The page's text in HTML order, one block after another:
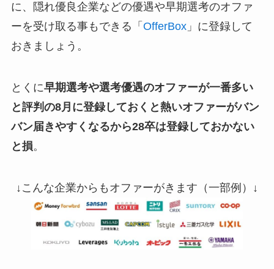
に、隠れ優良企業などの優遇や早期選考のオファ
ーを受け取る事もできる「 OfferBox」に登録して
おきましょう。
とくに早期選考や選考優遇のオファーが一番多い
と評判の8月に登録しておくと熱いオファーがバン
バン届きやすくなるから28卒は登録しておかない
と損。
↓こんな企業からもオファーがきます（一部例）↓